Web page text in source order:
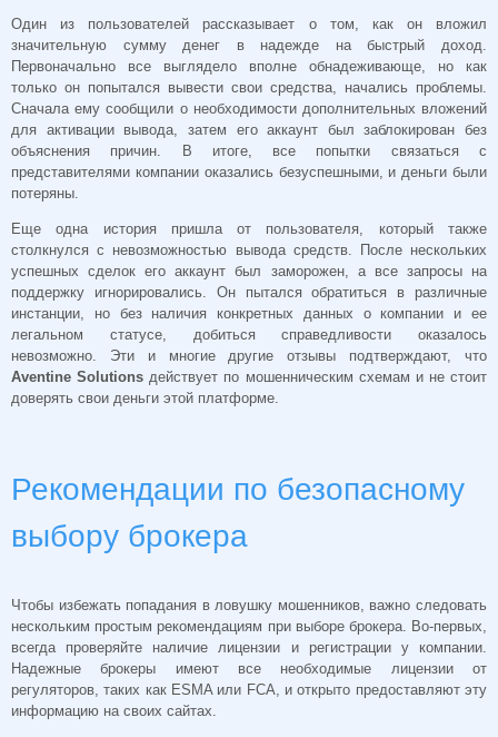
Один из пользователей рассказывает о том, как он вложил
значительную сумму денег в надежде на быстрый доход.
Первоначально все выглядело вполне обнадеживающе, но как
только он попытался вывести свои средства, начались проблемы.
Сначала ему сообщили о необходимости дополнительных вложений
для активации вывода, затем его аккаунт был заблокирован без
объяснения причин. В итоге, все попытки связаться с
представителями компании оказались безуспешными, и деньги были
потеряны.
Еще одна история пришла от пользователя, который также
столкнулся с невозможностью вывода средств. После нескольких
успешных сделок его аккаунт был заморожен, а все запросы на
поддержку игнорировались. Он пытался обратиться в различные
инстанции, но без наличия конкретных данных о компании и ее
легальном статусе, добиться справедливости оказалось
невозможно. Эти и многие другие отзывы подтверждают, что
Aventine Solutions действует по мошенническим схемам и не стоит
доверять свои деньги этой платформе.
Рекомендации по безопасному
выбору брокера
Чтобы избежать попадания в ловушку мошенников, важно следовать
нескольким простым рекомендациям при выборе брокера. Во-первых,
всегда проверяйте наличие лицензии и регистрации у компании.
Надежные брокеры имеют все необходимые лицензии от
регуляторов, таких как ESMA или FCA, и открыто предоставляют эту
информацию на своих сайтах.